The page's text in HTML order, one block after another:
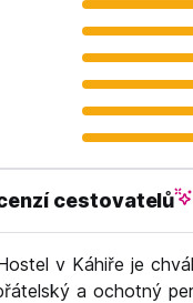
cestovatelů
v Káhiře je
a ochotný